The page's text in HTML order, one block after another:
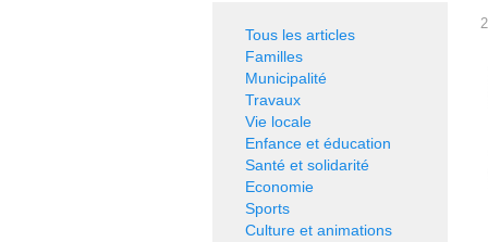
Tous les articles
Familles
Municipalité
Travaux
Vie locale
Enfance et éducation
Santé et solidarité
Economie
Sports
Culture et animations